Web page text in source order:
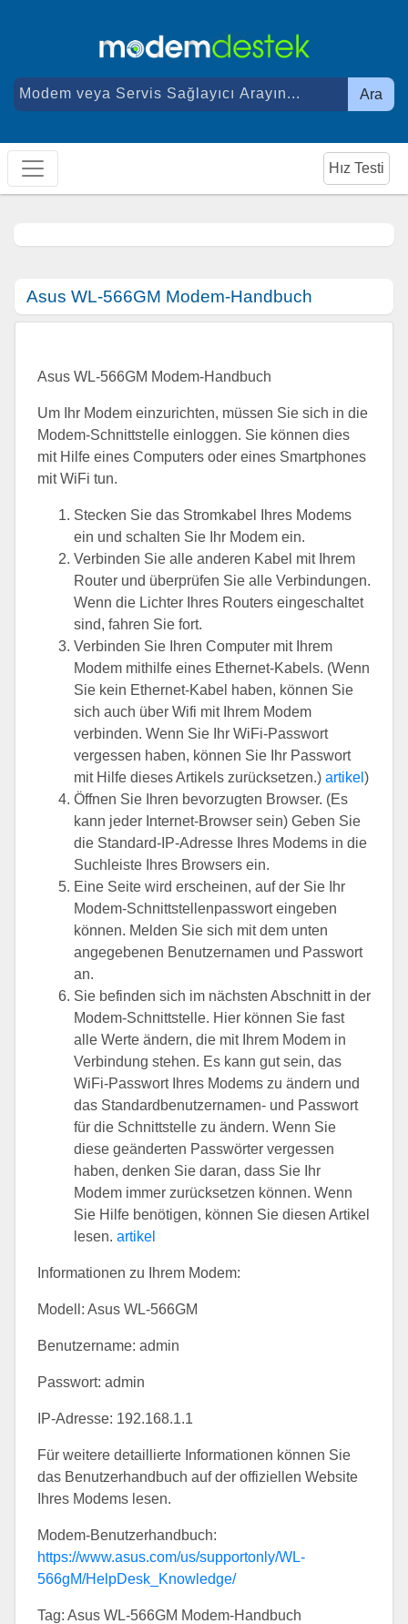
Ara
Hız Testi
Asus WL-566GM Modem-Handbuch
Asus WL-566GM Modem-Handbuch
Um Ihr Modem einzurichten, müssen Sie sich in die
Modem-Schnittstelle einloggen. Sie können dies
mit Hilfe eines Computers oder eines Smartphones
mit WiFi tun.
Stecken Sie das Stromkabel Ihres Modems
ein und schalten Sie Ihr Modem ein.
Verbinden Sie alle anderen Kabel mit Ihrem
Router und überprüfen Sie alle Verbindungen.
Wenn die Lichter Ihres Routers eingeschaltet
sind, fahren Sie fort.
Verbinden Sie Ihren Computer mit Ihrem
Modem mithilfe eines Ethernet-Kabels. (Wenn
Sie kein Ethernet-Kabel haben, können Sie
sich auch über Wifi mit Ihrem Modem
verbinden. Wenn Sie Ihr WiFi-Passwort
vergessen haben, können Sie Ihr Passwort
mit Hilfe dieses Artikels zurücksetzen.) artikel )
Öffnen Sie Ihren bevorzugten Browser. (Es
kann jeder Internet-Browser sein) Geben Sie
die Standard-IP-Adresse Ihres Modems in die
Suchleiste Ihres Browsers ein.
Eine Seite wird erscheinen, auf der Sie Ihr
Modem-Schnittstellenpasswort eingeben
können. Melden Sie sich mit dem unten
angegebenen Benutzernamen und Passwort
an.
Sie befinden sich im nächsten Abschnitt in der
Modem-Schnittstelle. Hier können Sie fast
alle Werte ändern, die mit Ihrem Modem in
Verbindung stehen. Es kann gut sein, das
WiFi-Passwort Ihres Modems zu ändern und
das Standardbenutzernamen- und Passwort
für die Schnittstelle zu ändern. Wenn Sie
diese geänderten Passwörter vergessen
haben, denken Sie daran, dass Sie Ihr
Modem immer zurücksetzen können. Wenn
Sie Hilfe benötigen, können Sie diesen Artikel
lesen. artikel
Informationen zu Ihrem Modem:
Modell: Asus WL-566GM
Benutzername: admin
Passwort: admin
IP-Adresse: 192.168.1.1
Für weitere detaillierte Informationen können Sie
das Benutzerhandbuch auf der offiziellen Website
Ihres Modems lesen.
Modem-Benutzerhandbuch:
https://www.asus.com/us/supportonly/WL-
566gM/HelpDesk_Knowledge/
Tag: Asus WL-566GM Modem-Handbuch